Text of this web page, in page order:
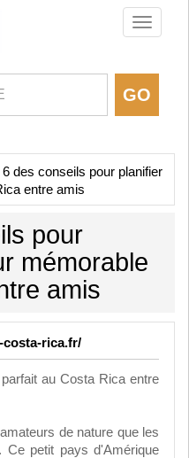
Toggle
6 des conseils pour planifier
entre amis
pour
mémorable
amis
costa-rica.fr/
au Costa Rica entre
de nature que les
Ce petit pays d'Amérique